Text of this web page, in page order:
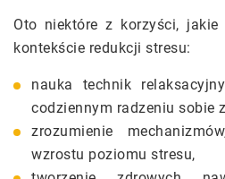
Oto niektóre z korzyści,
kontekście redukcji stresu:
nauka technik
codziennym radzeniu sobie
zrozumienie
wzrostu poziomu stresu,